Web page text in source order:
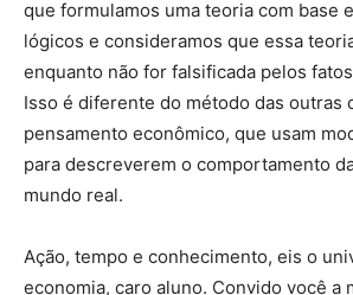
que formulamos uma teoria com base
lógicos e consideramos que essa
enquanto não for falsificada pelos
Isso é diferente do método das outras
pensamento econômico, que usam
para descreverem o comportamento
mundo real.
Ação, tempo e conhecimento, eis o
economia, caro aluno. Convido você a